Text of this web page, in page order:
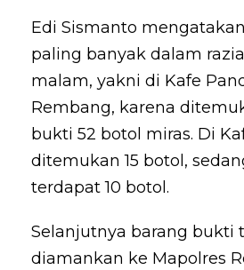
Edi Sismanto
paling banyak dalam
malam, yakni di Kafe
Rembang, karena
bukti 52 botol miras. Di
ditemukan 15 botol,
terdapat 10 botol.
Selanjutnya barang bukti
diamankan ke Mapolres